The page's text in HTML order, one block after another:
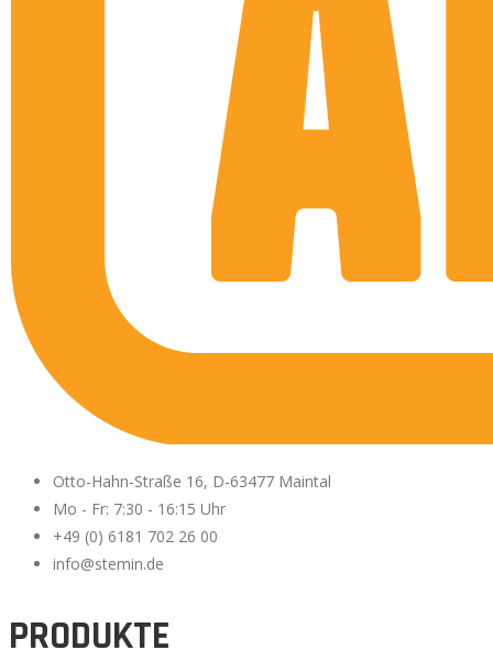
Otto-Hahn-Straße 16, D-63477 Maintal
Mo - Fr: 7:30 - 16:15 Uhr
+49 (0) 6181 702 26 00
info@stemin.de
PRODUKTE